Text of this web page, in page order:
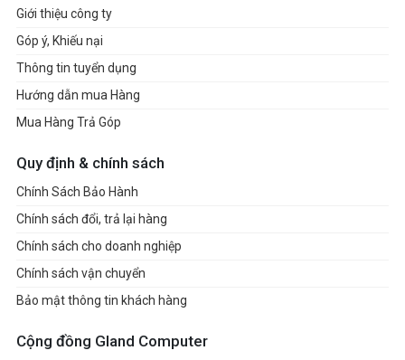
Giới thiệu công ty
Góp ý, Khiếu nại
Thông tin tuyển dụng
Hướng dẫn mua Hàng
Mua Hàng Trả Góp
Quy định & chính sách
Chính Sách Bảo Hành
Chính sách đổi, trả lại hàng
Chính sách cho doanh nghiệp
Chính sách vận chuyển
Bảo mật thông tin khách hàng
Cộng đồng Gland Computer